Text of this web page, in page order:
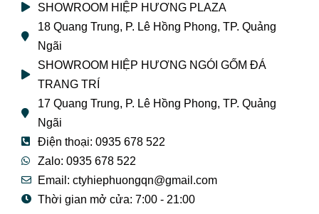
SHOWROOM HIỆP HƯƠNG PLAZA
18 Quang Trung, P. Lê Hồng Phong, TP. Quảng
Ngãi
SHOWROOM HIỆP HƯƠNG NGÓI GỐM ĐÁ
TRANG TRÍ
17 Quang Trung, P. Lê Hồng Phong, TP. Quảng
Ngãi
Điện thoại: 0935 678 522
Zalo: 0935 678 522
Email: ctyhiephuongqn@gmail.com
Thời gian mở cửa: 7:00 - 21:00